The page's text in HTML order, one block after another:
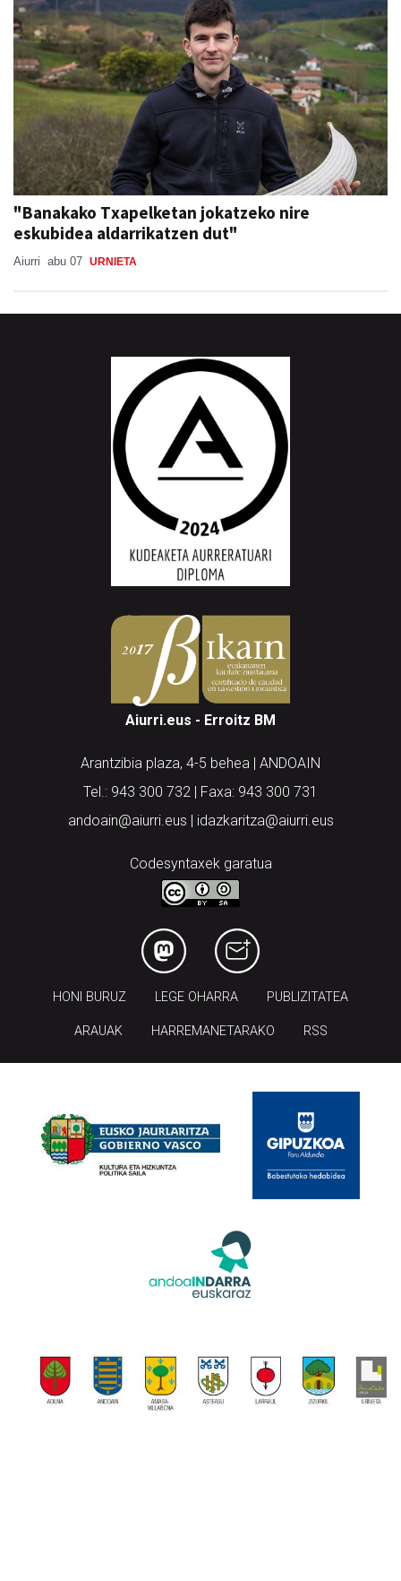
"Banakako Txapelketan jokatzeko nire
eskubidea aldarrikatzen dut"
Aiurri abu 07 URNIETA
Aiurri.eus - Erroitz BM
Arantzibia plaza, 4-5 behea | ANDOAIN
Tel.: 943 300 732 | Faxa: 943 300 731
andoain@aiurri.eus | idazkaritza@aiurri.eus
Codesyntaxek garatua
HONI BURUZ LEGE OHARRA PUBLIZITATEA
ARAUAK HARREMANETARAKO RSS